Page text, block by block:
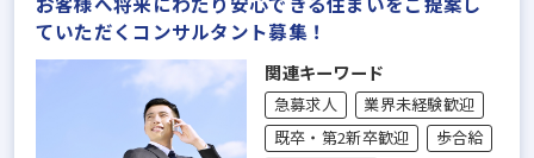
ていただくコンサルタント募集！
関連キーワード
急募求人
業界未経験歓迎
既卒・第2新卒歓迎
歩合給